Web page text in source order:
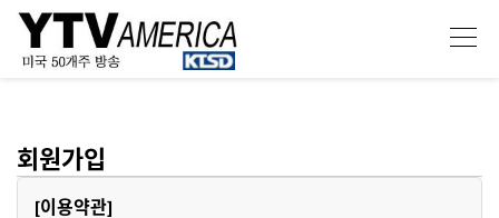
회원가입
[이용약관]